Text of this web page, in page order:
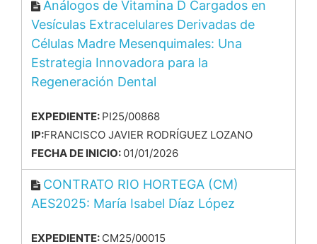
Análogos de Vitamina D Cargados en
Vesículas Extracelulares Derivadas de
Células Madre Mesenquimales: Una
Estrategia Innovadora para la
Regeneración Dental
EXPEDIENTE: PI25/00868
IP:FRANCISCO JAVIER RODRÍGUEZ LOZANO
FECHA DE INICIO: 01/01/2026
CONTRATO RIO HORTEGA (CM)
AES2025: María Isabel Díaz López
EXPEDIENTE: CM25/00015